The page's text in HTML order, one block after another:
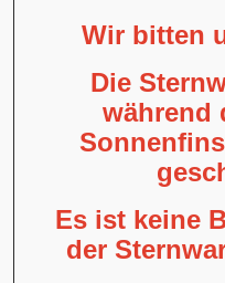
Wir bitten
Die
während
Es ist keine
der